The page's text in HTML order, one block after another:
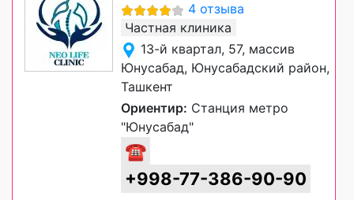
4 отзыва
Частная клиника
13-й квартал, 57, массив
Юнусабад, Юнусабадский район,
Ташкент
Ориентир: Станция метро
"Юнусабад"
☎
+998-77-386-90-90